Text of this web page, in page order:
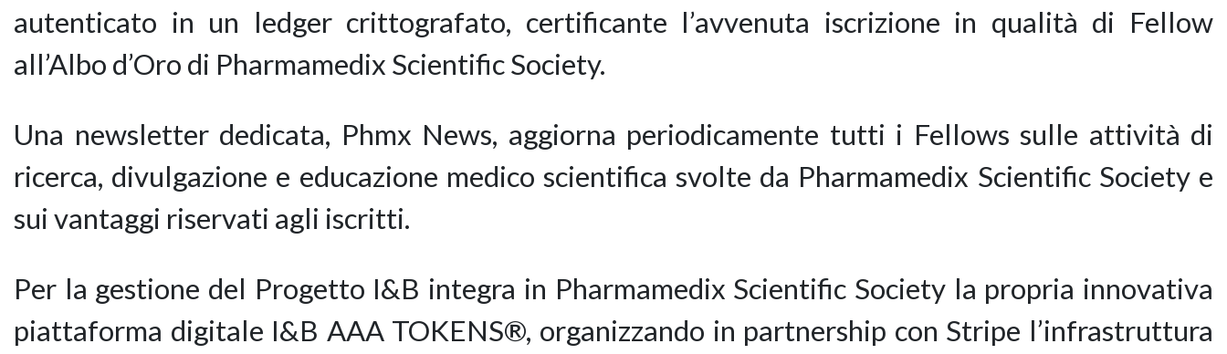
autenticato in un ledger crittografato, certificante l’avvenuta iscrizione in qualità di Fellow
all’Albo d’Oro di Pharmamedix Scientific Society.
Una newsletter dedicata, Phmx News, aggiorna periodicamente tutti i Fellows sulle attività di
ricerca, divulgazione e educazione medico scientifica svolte da Pharmamedix Scientific Society e
sui vantaggi riservati agli iscritti.
Per la gestione del Progetto I&B integra in Pharmamedix Scientific Society la propria innovativa
piattaforma digitale I&B AAA TOKENS®, organizzando in partnership con Stripe l’infrastruttura